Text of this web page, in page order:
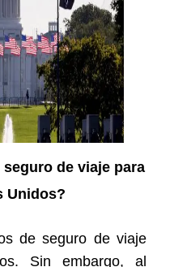
de viaje para
Unidos?
de seguro de viaje
Sin embargo, al